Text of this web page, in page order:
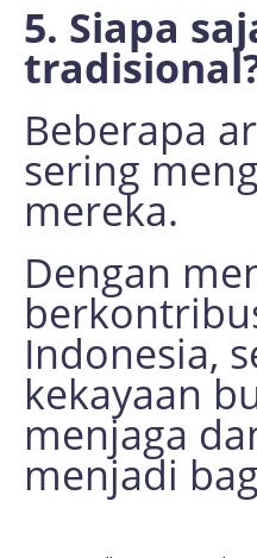
5. Siapa
Beberapa
sering
mereka.
Dengan
Indonesia,
kekayaan
menjaga
menjadi